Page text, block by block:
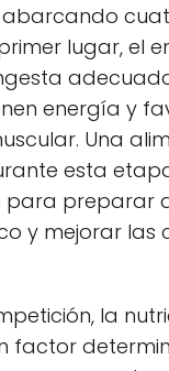
lugar, el
energía y
Una
esta
para preparar
y mejorar
la
factor